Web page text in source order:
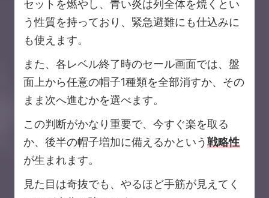
セットを燃やし、青い炎は列全体を焼くとい
う性質を持っており、緊急避難にも仕込みに
も使えます。
また、各レベル終了時のセール画面では、盤
面上から任意の帽子1種類を全部消すか、その
まま次へ進むかを選べます。
この判断がかなり重要で、今すぐ楽を取る
か、後半の帽子増加に備えるかという戦略性
が生まれます。
見た目は奇抜でも、やるほど手筋が見えてく